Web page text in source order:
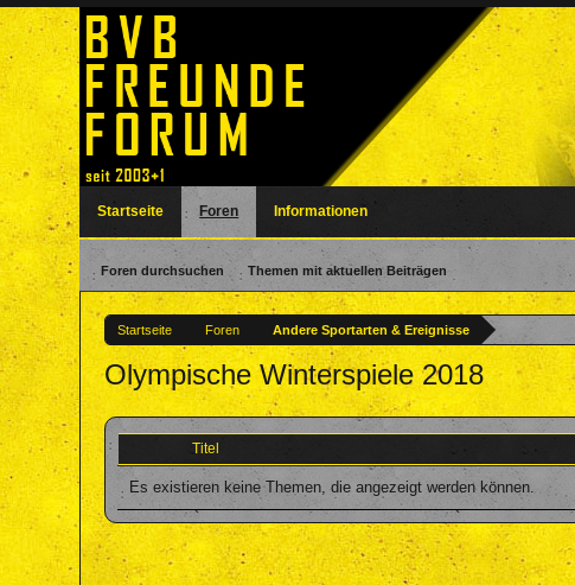
Startseite Foren Andere Sportarten & Ereignisse
Olympische Winterspiele 2018
Titel
Es existieren keine Themen, die angezeigt werden können.
Startseite Foren
Foren durchsuchen Themen mit aktuellen Beiträgen
Informationen